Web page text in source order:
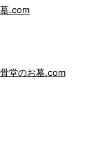
.com
堂のお墓.com